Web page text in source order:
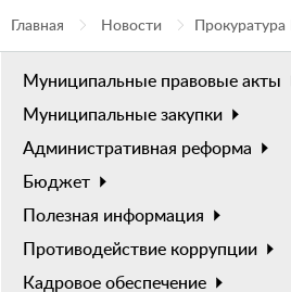
Главная Новости
Муниципальные правовые акты
Муниципальные закупки
Административная реформа
Бюджет
Полезная информация
Противодействие коррупции
Кадровое обеспечение